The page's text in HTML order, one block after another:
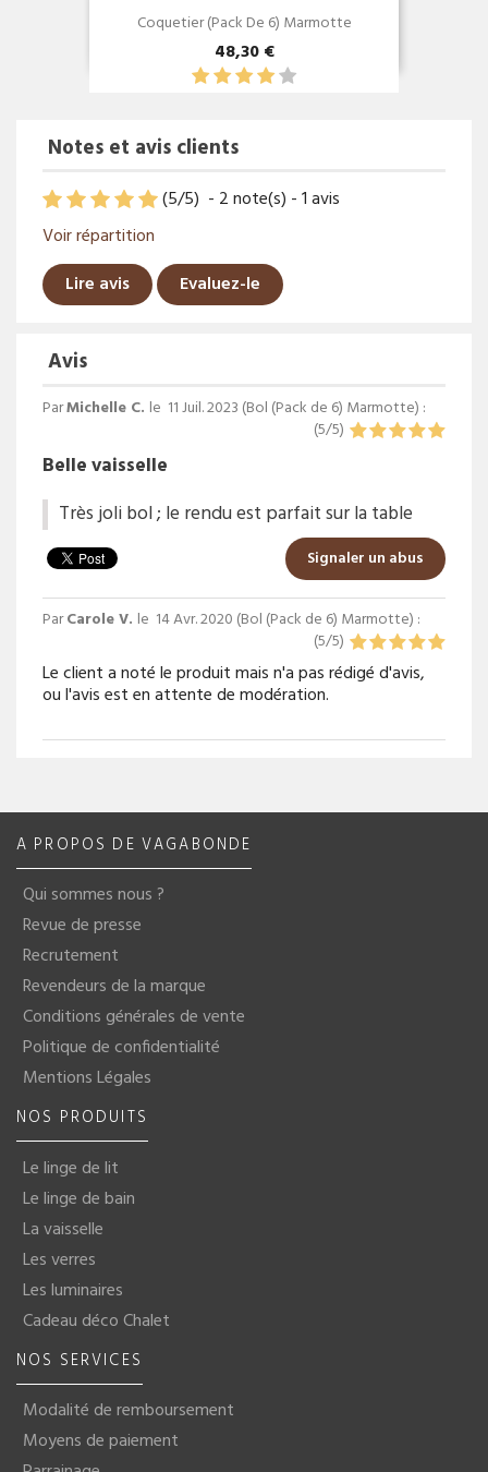
Coquetier (Pack De 6) Marmotte
48,30 €
Notes et avis clients
(5/5) - 2note(s) -1avis
Voir répartition
Lire avis
Evaluez-le
Avis
ParMichelle C. le 11 Juil. 2023 (Bol (Pack de 6) Marmotte) :
(5/5)
Belle vaisselle
Très joli bol ; le rendu est parfait sur la table
Signaler un abus
ParCarole V. le 14 Avr. 2020 (Bol (Pack de 6) Marmotte) :
(5/5)
Le client a noté le produit mais n'a pas rédigé d'avis,
ou l'avis est en attente de modération.
A PROPOS DE VAGABONDE
Qui sommes nous ?
Revue de presse
Recrutement
Revendeurs de la marque
Conditions générales de vente
Politique de confidentialité
Mentions Légales
NOS PRODUITS
Le linge de lit
Le linge de bain
La vaisselle
Les verres
Les luminaires
Cadeau déco Chalet
NOS SERVICES
Modalité de remboursement
Moyens de paiement